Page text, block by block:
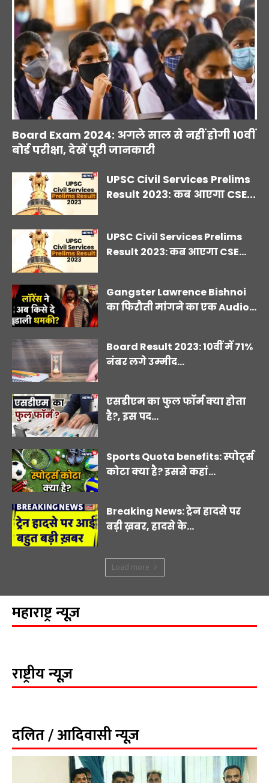
Board Exam 2024: अगले साल से नहीं होगी 10वीं
बोर्ड परीक्षा, देखें पूरी जानकारी
UPSC Civil Services Prelims
Result 2023: कब आएगा CSE...
UPSC Civil Services Prelims
Result 2023: कब आएगा CSE...
Gangster Lawrence Bishnoi
का फिरौती मांगने का एक Audio...
Board Result 2023: 10वीं में 71%
नंबर लगे उम्मीद...
एसडीएम का फुल फॉर्म क्या होता
है?, इस पद...
Sports Quota benefits: स्पोर्ट्स
कोटा क्या है? इससे कहां...
Breaking News: ट्रेन हादसे पर
बड़ी ख़बर, हादसे के...
Load more
महाराष्ट्र न्यूज़
राष्ट्रीय न्यूज़
दलित / आदिवासी न्यूज़